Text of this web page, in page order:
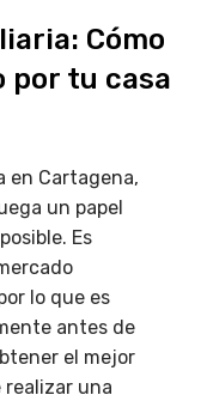
Cómo
por tu casa
en Cartagena,
un papel
Es
lo que es
antes de
el mejor
realizar una